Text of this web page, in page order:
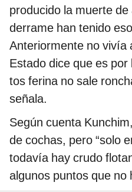
producido la muerte de
derrame han tenido
Anteriormente no vivía
Estado dice que es
tos ferina no sale
señala.
Según cuenta
de cochas, pero “solo
todavía hay crudo
algunos puntos que no